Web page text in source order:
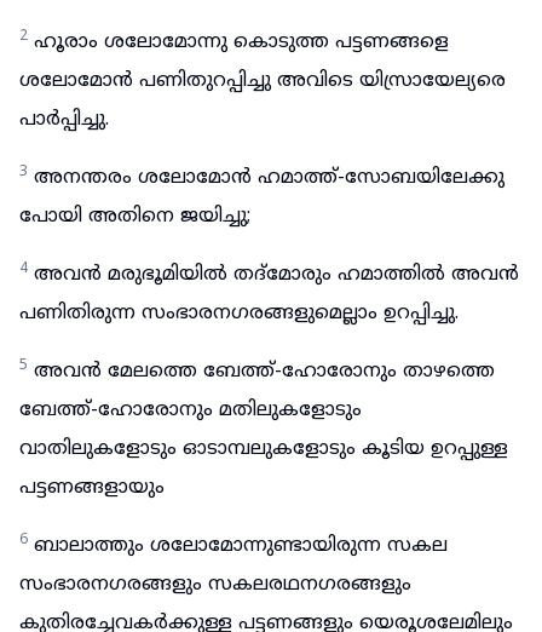
2 ഹൂരാം ശലോമോന്നു കൊടുത്ത പട്ടണങ്ങളെ
ശലോമോൻ പണിതുറപ്പിച്ചു അവിടെ യിസ്രായേല്യരെ
പാർപ്പിച്ചു.
3 അനന്തരം ശലോമോൻ ഹമാത്ത്-സോബയിലേക്കു
പോയി അതിനെ ജയിച്ചു;
4 അവൻ മരുഭൂമിയിൽ തദ്മോരും ഹമാത്തിൽ അവൻ
പണിതിരുന്ന സംഭാരനഗരങ്ങളുമെല്ലാം ഉറപ്പിച്ചു.
5 അവൻ മേലത്തെ ബേത്ത്-ഹോരോനും താഴത്തെ
ബേത്ത്-ഹോരോനും മതിലുകളോടും
വാതിലുകളോടും ഓടാമ്പലുകളോടും കൂടിയ ഉറപ്പുള്ള
പട്ടണങ്ങളായും
6 ബാലാത്തും ശലോമോന്നുണ്ടായിരുന്ന സകല
സംഭാരനഗരങ്ങളും സകലരഥനഗരങ്ങളും
കുതിരച്ചേവകർക്കുള്ള പട്ടണങ്ങളും യെരൂശലേമിലും